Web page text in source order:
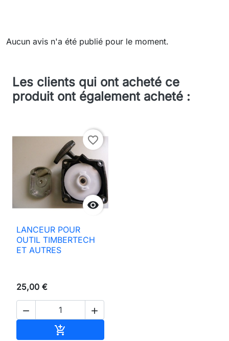
Aucun avis n'a été publié pour le moment.
Les clients qui ont acheté ce
produit ont également acheté :

favorite_border
LANCEUR POUR
OUTIL TIMBERTECH
ET AUTRES
25,00 €
 
